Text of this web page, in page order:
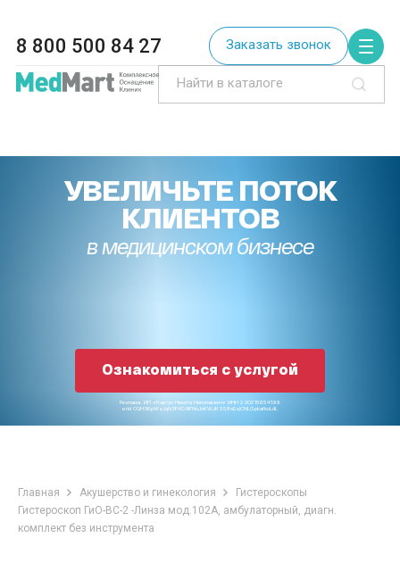
8 800 500 84 27 Заказать звонок
УВЕЛИЧЬТЕ ПОТОК
КЛИЕНТОВ
в медицинском бизнесе
Ознакомиться с услугой
Реклама. ИП «Ковтун Никита Николаевич» ИНН 230215654199.
erid CQH36pWzJqN3F4D9iFNoJoKWJK3S8xEzjCNLGpkafkoLdL
Главная Акушерство и гинекология
Гистероскопы
Гистероскоп ГиО-ВС-2 -Линза мод.102А, амбулаторный, диагн.
комплект без инструмента